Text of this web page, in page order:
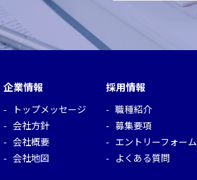
企業情報
トップメッセージ
会社方針
会社概要
会社地図
採用情報
職種紹介
募集要項
エントリーフォーム
よくある質問